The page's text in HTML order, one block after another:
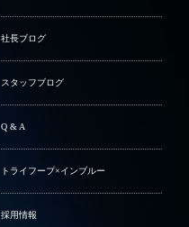
社長ブログ
スタッフブログ
Q & A
トライフープ×インブルー
採用情報